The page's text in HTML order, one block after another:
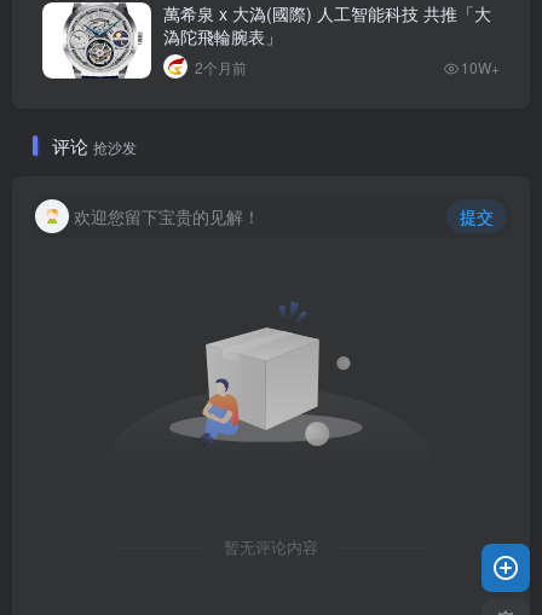
萬希泉 x 大溈(國際) 人工智能科技 共推「大
溈陀飛輪腕表」
2个月前 10W+
评论 抢沙发
欢迎您留下宝贵的见解！ 提交
暂无评论内容